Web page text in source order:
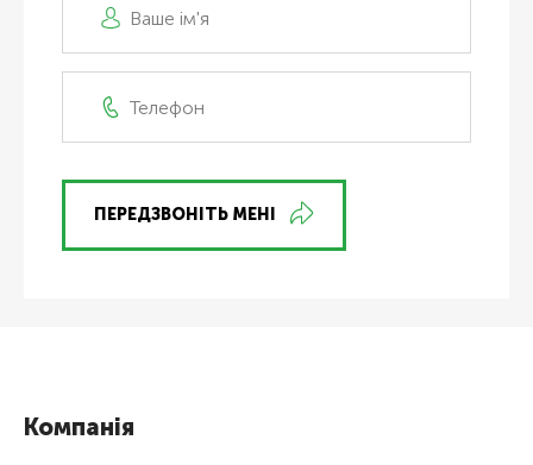
ПЕРЕДЗВОНІТЬ МЕНІ
Компанія